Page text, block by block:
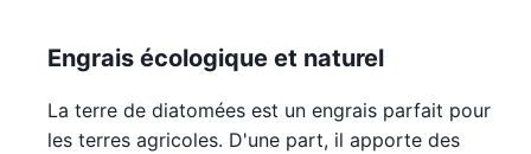
Engrais écologique et naturel
La terre de diatomées est un engrais parfait pour
les terres agricoles. D'une part, il apporte des